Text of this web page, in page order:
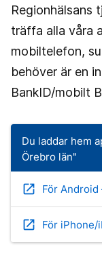
Regionhälsans
träffa alla våra
mobiltelefon,
behöver är en
BankID/mobilt
Du laddar hem
Örebro län"
open_in_new För Android
open_in_new För iPhone/